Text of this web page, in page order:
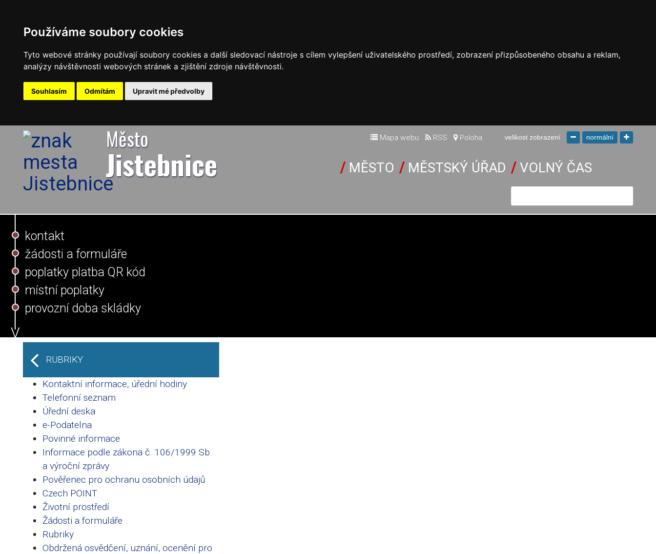
Používáme soubory cookies
Tyto webové stránky používají soubory cookies a další sledovací nástroje s cílem vylepšení uživatelského prostředí, zobrazení přizpůsobeného obsahu a reklam,
analýzy návštěvnosti webových stránek a zjištění zdroje návštěvnosti.
Souhlasím Odmítám Upravit mé předvolby
Město
Jistebnice
velikost zobrazení normální
Mapa webu RSS Poloha
MĚSTO MĚSTSKÝ ÚŘAD VOLNÝ ČAS
kontakt
žádosti a formuláře
poplatky platba QR kód
místní poplatky
provozní doba skládky
RUBRIKY
Kontaktní informace, úřední hodiny
Telefonní seznam
Úřední deska
e-Podatelna
Povinné informace
Informace podle zákona č. 106/1999 Sb.
a výroční zprávy
Pověřenec pro ochranu osobních údajů
Czech POINT
Životní prostředí
Žádosti a formuláře
Rubriky
Obdržená osvědčení, uznání, ocenění pro